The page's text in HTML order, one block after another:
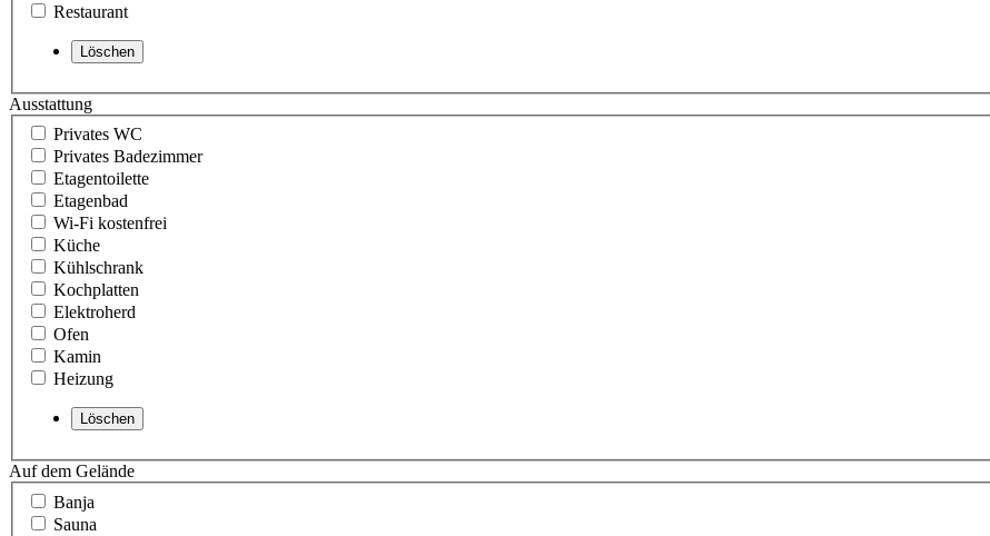
Restaurant
Ausstattung
Privates WC
Privates Badezimmer
Etagentoilette
Etagenbad
Wi-Fi kostenfrei
Küche
Kühlschrank
Kochplatten
Elektroherd
Ofen
Kamin
Heizung
Auf dem Gelände
Banja
Sauna